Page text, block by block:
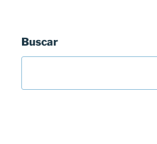
Buscar